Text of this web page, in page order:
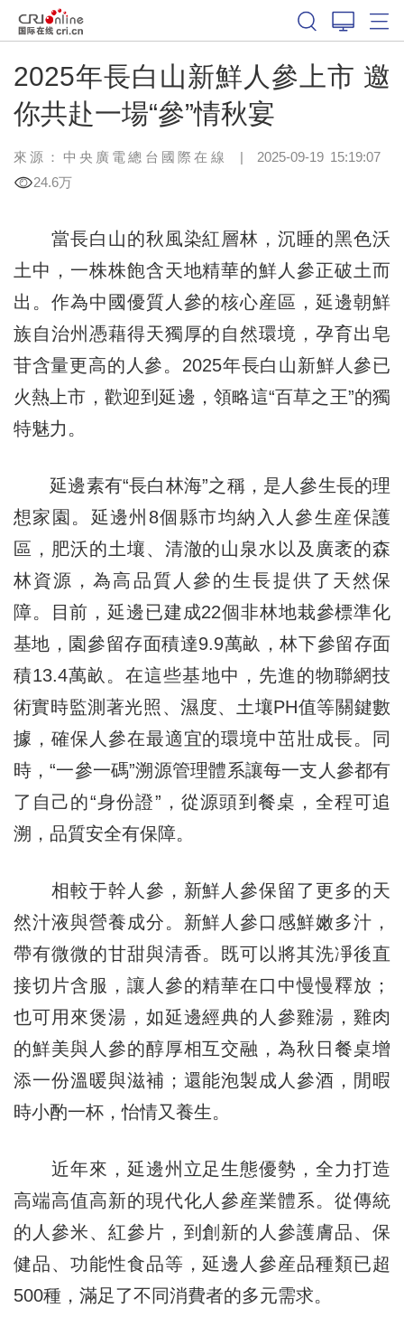
2025年長白山新鮮人參上市 邀
你共赴一場“參”情秋宴
來源：中央廣電總台國際在線 | 2025-09-19 15:19:07
24.6万
當長白山的秋風染紅層林，沉睡的黑色沃
土中，一株株飽含天地精華的鮮人參正破土而
出。作為中國優質人參的核心産區，延邊朝鮮
族自治州憑藉得天獨厚的自然環境，孕育出皂
苷含量更高的人參。2025年長白山新鮮人參已
火熱上市，歡迎到延邊，領略這“百草之王”的獨
特魅力。
延邊素有“長白林海”之稱，是人參生長的理
想家園。延邊州8個縣市均納入人參生産保護
區，肥沃的土壤、清澈的山泉水以及廣袤的森
林資源，為高品質人參的生長提供了天然保
障。目前，延邊已建成22個非林地栽參標準化
基地，園參留存面積達9.9萬畝，林下參留存面
積13.4萬畝。在這些基地中，先進的物聯網技
術實時監測著光照、濕度、土壤PH值等關鍵數
據，確保人參在最適宜的環境中茁壯成長。同
時，“一參一碼”溯源管理體系讓每一支人參都有
了自己的“身份證”，從源頭到餐桌，全程可追
溯，品質安全有保障。
相較于幹人參，新鮮人參保留了更多的天
然汁液與營養成分。新鮮人參口感鮮嫩多汁，
帶有微微的甘甜與清香。既可以將其洗凈後直
接切片含服，讓人參的精華在口中慢慢釋放；
也可用來煲湯，如延邊經典的人參雞湯，雞肉
的鮮美與人參的醇厚相互交融，為秋日餐桌增
添一份溫暖與滋補；還能泡製成人參酒，閒暇
時小酌一杯，怡情又養生。
近年來，延邊州立足生態優勢，全力打造
高端高值高新的現代化人參産業體系。從傳統
的人參米、紅參片，到創新的人參護膚品、保
健品、功能性食品等，延邊人參産品種類已超
500種，滿足了不同消費者的多元需求。